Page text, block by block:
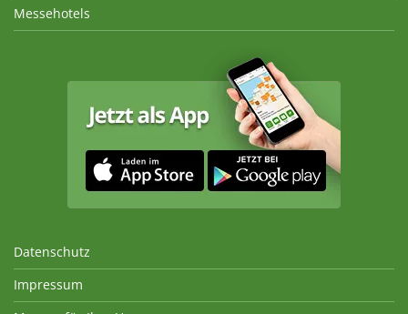
Messehotels
Datenschutz
Impressum